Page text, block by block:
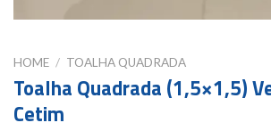
HOME / TOALHA QUADRADA
Toalha Quadrada (1,5×1,5)
Cetim